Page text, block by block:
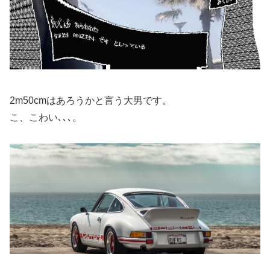
2m50cmはあろうかと言う大男です。
こ、こわい､､､。